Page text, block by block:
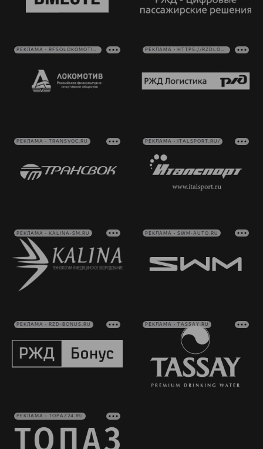
РЕКЛАМА • RFSOLOKOMOTIV.RU РЕКЛАМА • HTTPS://RZDLOG.RU/
РЕКЛАМА • TRANSVOC.RU РЕКЛАМА • ITALSPORT.RU/
РЕКЛАМА • KALINA-SM.RU РЕКЛАМА • SWM-AUTO.RU
РЕКЛАМА • RZD-BONUS.RU РЕКЛАМА • TASSAY.RU
РЕКЛАМА • TOPAZ24.RU